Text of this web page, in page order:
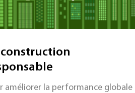
construction
améliorer la performance